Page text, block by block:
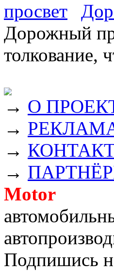
Дорожный
толкование,
→ О
→
→
→
Motor
Подпишись